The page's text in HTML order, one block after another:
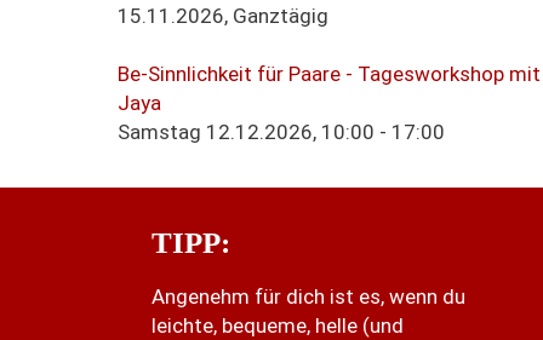
15.11.2026, Ganztägig
Be-Sinnlichkeit für Paare - Tagesworkshop mit
Jaya
Samstag 12.12.2026, 10:00 - 17:00
TIPP:
Angenehm für dich ist es, wenn du
leichte, bequeme, helle (und